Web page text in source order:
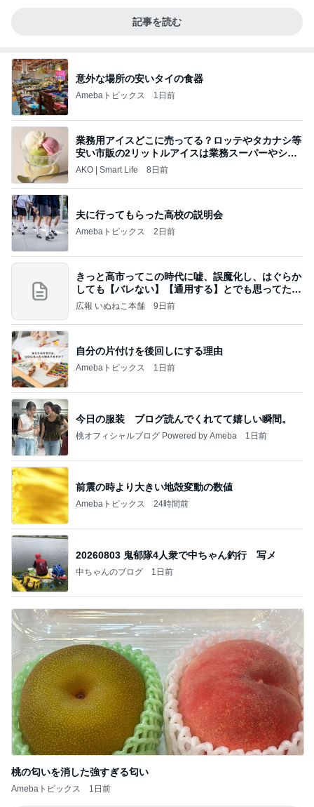
記事を読む
意外な場所の安いタイの食器
Amebaトピックス 1日前
業務用アイスどこに売ってる？ロッテやタカナシ等
安い市販の2リットルアイスは業務スーパーやシャ
トレ
AKO | Smart Life 8日前
夫に行ってもらった高校の説明会
Amebaトピックス 2日前
きっと高市ってこの時代に嘘、誤魔化し、はぐらか
しても【バレない】【通用する】とでも思ってたん
だろ
広報 いぬねこ本舗 9日前
自分の片付けを後回しにする理由
Amebaトピックス 1日前
今日の服装 ブログ読んでくれてて嬉しい瞬間。
桃オフィシャルブログ Powered by Ameba 1日前
前震の時より大きい地殻変動の数値
Amebaトピックス 24時間前
20260803 鬼郁隊4人衆で中ちゃん釣行 写メ
中ちゃんのブログ 1日前
桃の匂いを消した強すぎる匂い
Amebaトピックス 1日前